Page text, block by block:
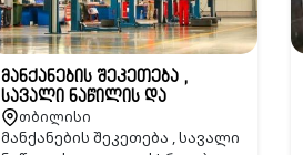
მანქანების შეკეთება ,
სავალი ნაწილის და
ეელექტროობის
დიაგნოსტიკა და სერვისი
თბილისი
მანქანების შეკეთება , სავალი